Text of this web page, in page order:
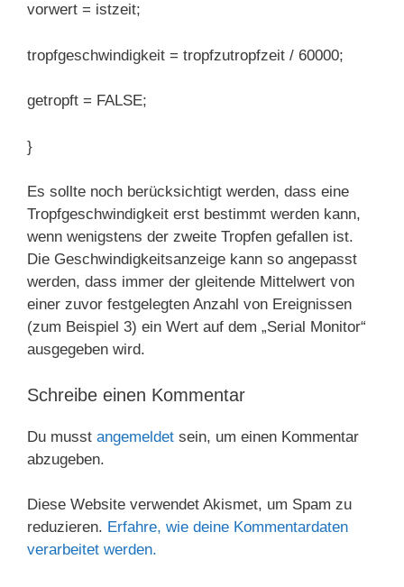
vorwert = istzeit;
tropfgeschwindigkeit = tropfzutropfzeit / 60000;
getropft = FALSE;
}
Es sollte noch berücksichtigt werden, dass eine
Tropfgeschwindigkeit erst bestimmt werden kann,
wenn wenigstens der zweite Tropfen gefallen ist.
Die Geschwindigkeitsanzeige kann so angepasst
werden, dass immer der gleitende Mittelwert von
einer zuvor festgelegten Anzahl von Ereignissen
(zum Beispiel 3) ein Wert auf dem „Serial Monitor“
ausgegeben wird.
Schreibe einen Kommentar
Du musst angemeldet sein, um einen Kommentar
abzugeben.
Diese Website verwendet Akismet, um Spam zu
reduzieren. Erfahre, wie deine Kommentardaten
verarbeitet werden.